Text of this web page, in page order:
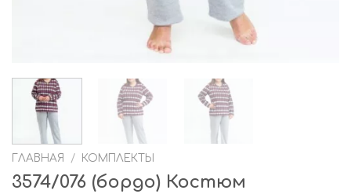
ГЛАВНАЯ / КОМПЛЕКТЫ
3574/076 (бордо) Костюм